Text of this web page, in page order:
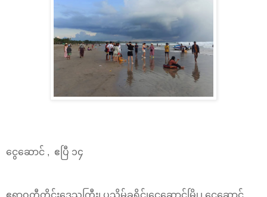
ငွေဆောင် , ဧပြီ ၁၄
ဧရာဝတီတိုင်းဒေသကြီး၊ ပုသိမ်ခရိုင်၊ငွေဆောင်မြို့၊ ငွေဆောင်